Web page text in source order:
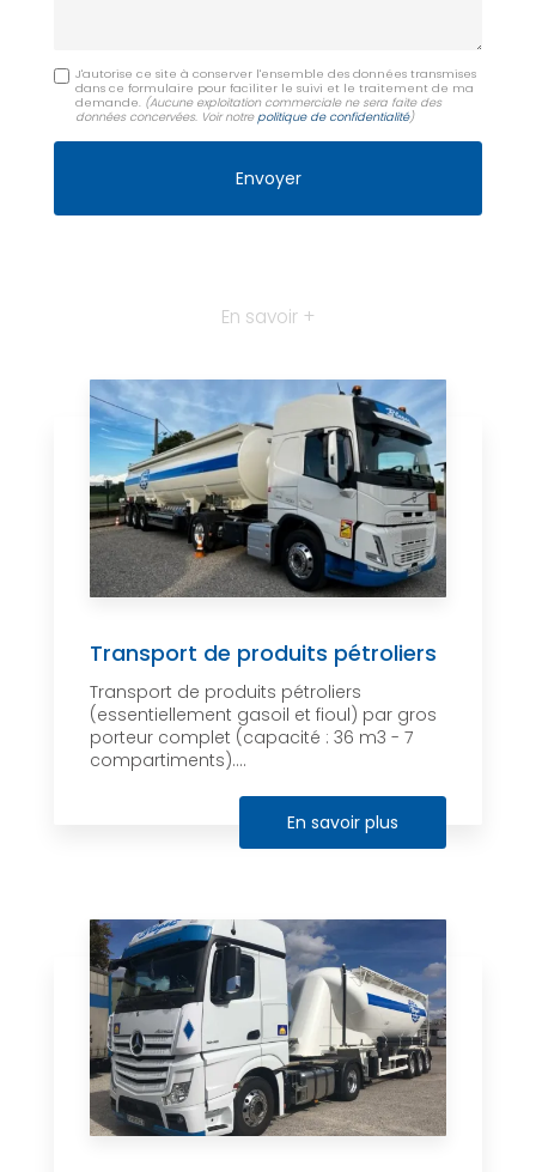
J'autorise ce site à conserver l'ensemble des données transmises
dans ce formulaire pour faciliter le suivi et le traitement de ma
demande. (Aucune exploitation commerciale ne sera faite des
données concervées. Voir notrepolitique de confidentialité)
En savoir +
Transport de produits pétroliers
Transport de produits pétroliers
(essentiellement gasoil et fioul) par gros
porteur complet (capacité : 36 m3 - 7
compartiments)....
En savoir plus